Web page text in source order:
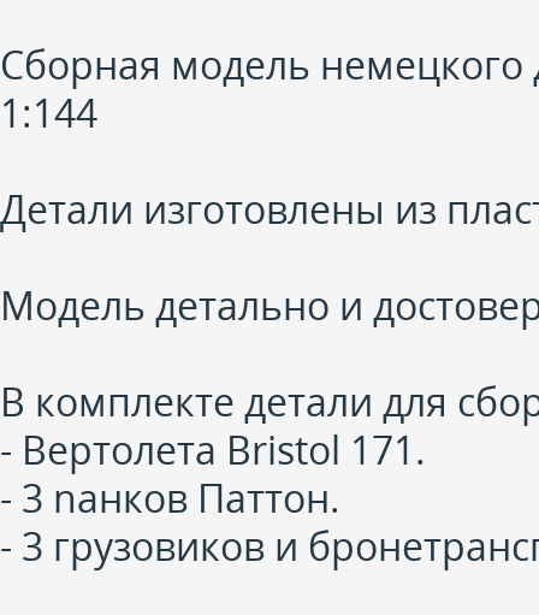
Сборная модель немецкого
1:144
Детали изготовлены из
Модель детально и
В комплекте детали для
- Вертолета Bristol 171.
- 3 nанков Паттон.
- 3 грузовиков и